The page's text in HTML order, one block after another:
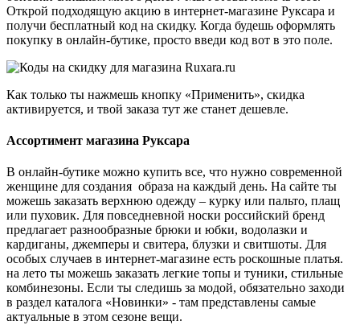
Открой подходящую акцию в интернет-магазине Руксара и
получи бесплатный код на скидку. Когда будешь оформлять
покупку в онлайн-бутике, просто введи код вот в это поле.
Как только ты нажмешь кнопку «Применить», скидка
активируется, и твой заказа тут же станет дешевле.
Ассортимент магазина Руксара
В онлайн-бутике можно купить все, что нужно современной
женщине для создания образа на каждый день. На сайте ты
можешь заказать верхнюю одежду – курку или пальто, плащ
или пуховик. Для повседневной носки российский бренд
предлагает разнообразные брюки и юбки, водолазки и
кардиганы, джемперы и свитера, блузки и свитшоты. Для
особых случаев в интернет-магазине есть роскошные платья.
на лето ты можешь заказать легкие топы и туники, стильные
комбинезоны. Если ты следишь за модой, обязательно заходи
в раздел каталога «Новинки» - там представлены самые
актуальные в этом сезоне вещи.